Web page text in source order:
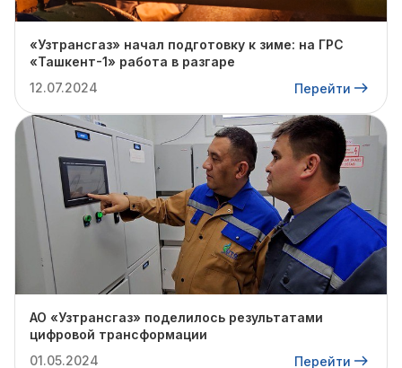
«Узтрансгаз» начал подготовку к зиме: на ГРС
«Ташкент-1» работа в разгаре
12.07.2024
Перейти
АО «Узтрансгаз» поделилось результатами
цифровой трансформации
01.05.2024
Перейти